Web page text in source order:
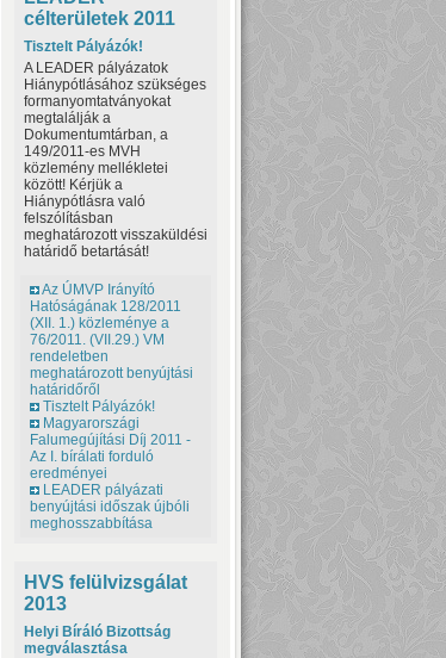
célterületek 2011
Tisztelt Pályázók!
A LEADER pályázatok
Hiánypótlásához szükséges
formanyomtatványokat
megtalálják a
Dokumentumtárban, a
149/2011-es MVH
közlemény mellékletei
között! Kérjük a
Hiánypótlásra való
felszólításban
meghatározott visszaküldési
határidő betartását!
Az ÚMVP Irányító
Hatóságának 128/2011
(XII. 1.) közleménye a
76/2011. (VII.29.) VM
rendeletben
meghatározott benyújtási
határidőről
Tisztelt Pályázók!
Magyarországi
Falumegújítási Díj 2011 -
Az I. bírálati forduló
eredményei
LEADER pályázati
benyújtási időszak újbóli
meghosszabbítása
HVS felülvizsgálat
2013
Helyi Bíráló Bizottság
megválasztása